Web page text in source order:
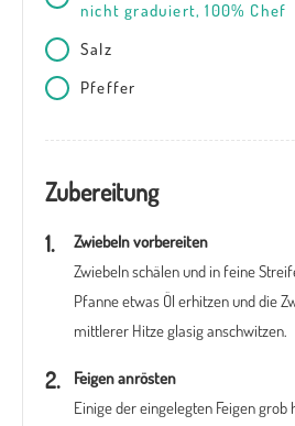
nicht graduiert, 100% Chef
Salz
Pfeffer
Zubereitung
Zwiebeln vorbereiten
Zwiebeln schälen und in feine
Pfanne etwas Öl erhitzen und die
mittlerer Hitze glasig anschwitzen.
Feigen anrösten
Einige der eingelegten Feigen grob